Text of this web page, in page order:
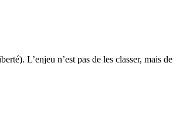
L’enjeu n’est pas de les classer, mais de